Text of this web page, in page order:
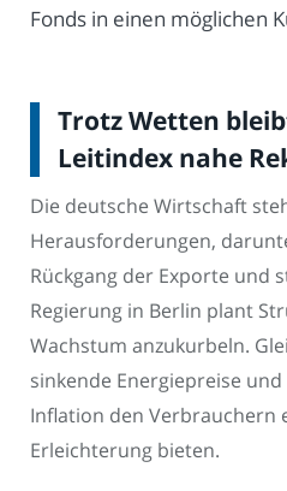
Fonds in einen möglichen
Trotz Wetten
Leitindex nahe
Die deutsche Wirtschaft
Herausforderungen,
Rückgang der Exporte und
Regierung in Berlin plant
Wachstum anzukurbeln.
sinkende Energiepreise
Inflation den Verbrauchern
Erleichterung bieten.